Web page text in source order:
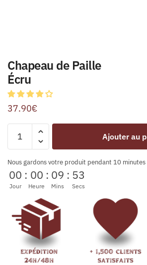
Chapeau de Paille
Écru
37.90€
Ajouter au
Nous gardons votre produit pendant 10 minutes
00
Jour
: 00
Heure
: 09
Mins
: 53
Secs